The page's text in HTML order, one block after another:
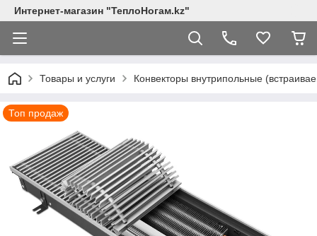
Интернет-магазин "ТеплоНогам.kz"
Товары и услуги Конвекторы внутрипольные
Топ продаж